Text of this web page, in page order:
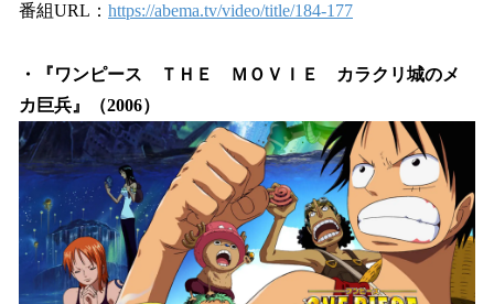
番組URL： https://abema.tv/video/title/184-177
・『ワンピース ＴＨＥ ＭＯＶＩＥ カラクリ城のメ
カ巨兵』（2006）